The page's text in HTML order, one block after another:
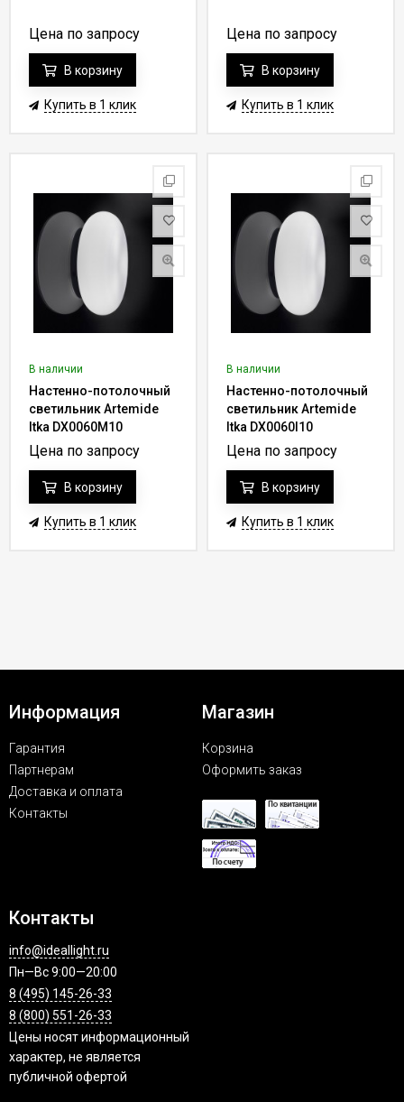
Цена по запросу
В корзину
Купить в 1 клик
Цена по запросу
В корзину
Купить в 1 клик
В наличии
Настенно-потолочный
светильник Artemide
Itka DX0060M10
Цена по запросу
В корзину
Купить в 1 клик
В наличии
Настенно-потолочный
светильник Artemide
Itka DX0060I10
Цена по запросу
В корзину
Купить в 1 клик
Информация
Гарантия
Партнерам
Доставка и оплата
Контакты
Магазин
Корзина
Оформить заказ
Контакты
info@ideallight.ru
Пн—Вс 9:00—20:00
8 (495) 145-26-33
8 (800) 551-26-33
Цены носят информационный
характер, не является
публичной офертой